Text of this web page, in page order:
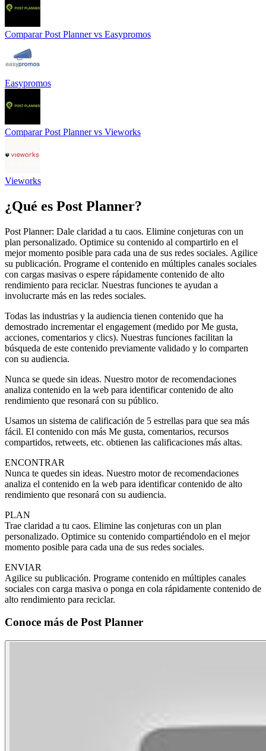
Comparar Post Plannervs Easypromos
Easypromos
Comparar Post Plannervs Vieworks
Vieworks
¿Qué es Post Planner?
Post Planner: Dale claridad a tu caos. Elimine conjeturas con un
plan personalizado. Optimice su contenido al compartirlo en el
mejor momento posible para cada una de sus redes sociales. Agilice
su publicación. Programe el contenido en múltiples canales sociales
con cargas masivas o espere rápidamente contenido de alto
rendimiento para reciclar. Nuestras funciones te ayudan a
involucrarte más en las redes sociales.
Todas las industrias y la audiencia tienen contenido que ha
demostrado incrementar el engagement (medido por Me gusta,
acciones, comentarios y clics). Nuestras funciones facilitan la
búsqueda de este contenido previamente validado y lo comparten
con su audiencia.
Nunca se quede sin ideas. Nuestro motor de recomendaciones
analiza contenido en la web para identificar contenido de alto
rendimiento que resonará con su público.
Usamos un sistema de calificación de 5 estrellas para que sea más
fácil. El contenido con más Me gusta, comentarios, recursos
compartidos, retweets, etc. obtienen las calificaciones más altas.
ENCONTRAR
Nunca te quedes sin ideas. Nuestro motor de recomendaciones
analiza el contenido en la web para identificar contenido de alto
rendimiento que resonará con su audiencia.
PLAN
Trae claridad a tu caos. Elimine las conjeturas con un plan
personalizado. Optimice su contenido compartiéndolo en el mejor
momento posible para cada una de sus redes sociales.
ENVIAR
Agilice su publicación. Programe contenido en múltiples canales
sociales con carga masiva o ponga en cola rápidamente contenido de
alto rendimiento para reciclar.
Conoce más de Post Planner